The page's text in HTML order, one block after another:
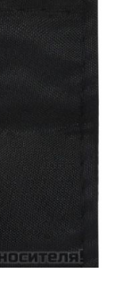
банков път